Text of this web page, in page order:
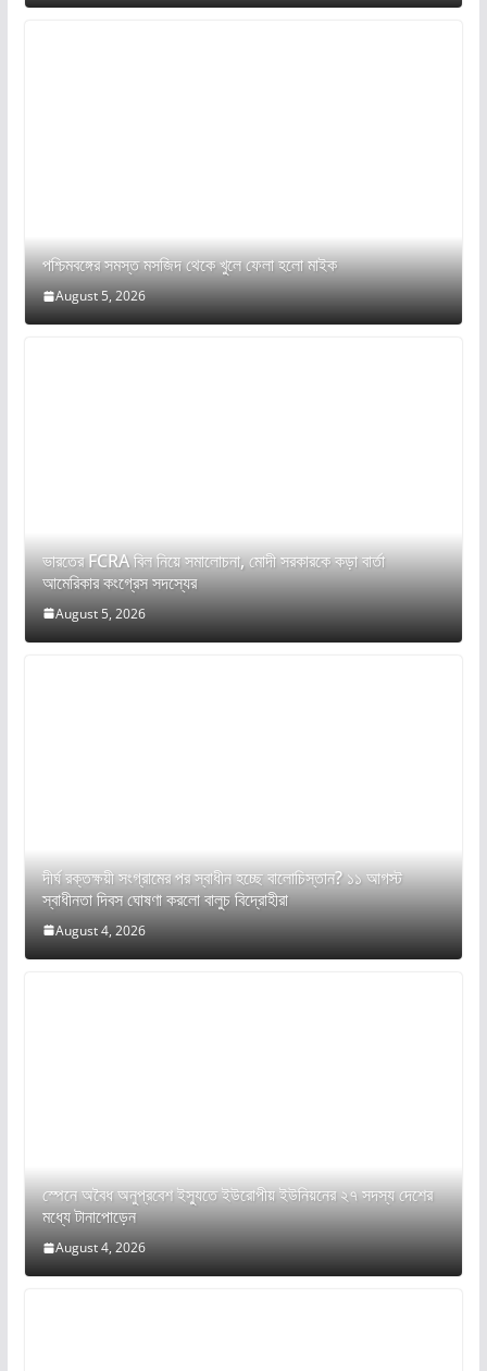
পশ্চিমবঙ্গের সমস্ত মসজিদ থেকে খুলে ফেলা হলো মাইক
August 5, 2026
ভারতের FCRA বিল নিয়ে সমালোচনা, মোদী সরকারকে কড়া বার্তা
আমেরিকার কংগ্রেস সদস্যের
August 5, 2026
দীর্ঘ রক্তক্ষয়ী সংগ্রামের পর স্বাধীন হচ্ছে বালোচিস্তান? ১১ আগস্ট
স্বাধীনতা দিবস ঘোষণা করলো বালুচ বিদ্রোহীরা
August 4, 2026
স্পেনে অবৈধ অনুপ্রবেশ ইস্যুতে ইউরোপীয় ইউনিয়নের ২৭ সদস্য দেশের
মধ্যে টানাপোড়েন
August 4, 2026